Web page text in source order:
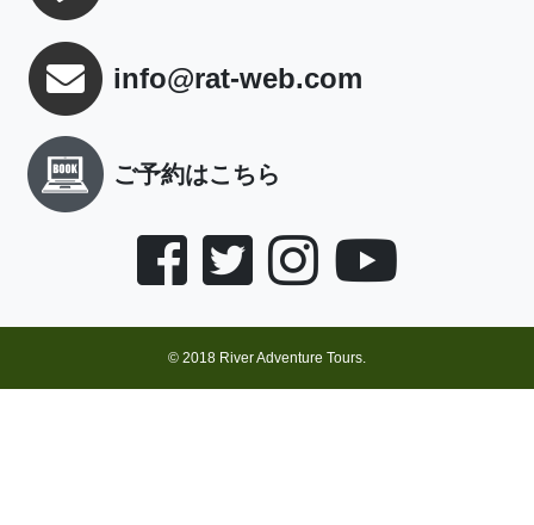
info@rat-web.com
ご予約はこちら
© 2018 River Adventure Tours.